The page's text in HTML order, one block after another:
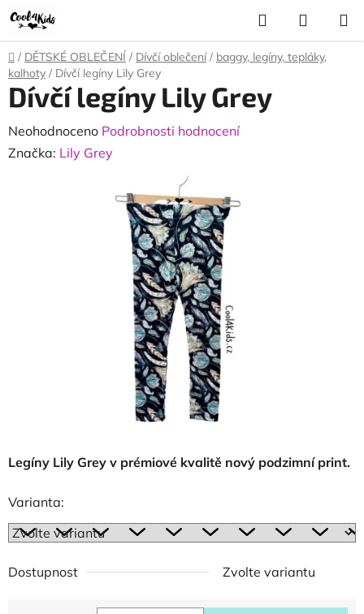
Přejít
na
obsah
Hledat
KOŠÍK
Domů
/ DĚTSKÉ OBLEČENÍ / Dívčí oblečení / baggy, legíny, tepláky,
kalhoty / Dívčí legíny Lily Grey
Legíny Lily Grey v prémiové kvalitě nový podzimní print.
Varianta:
Dostupnost Zvolte variantu
Dívčí legíny Lily Grey
Průměrné
hodnocení
Neohodnoceno Podrobnosti hodnocení
Značka: Lily Grey